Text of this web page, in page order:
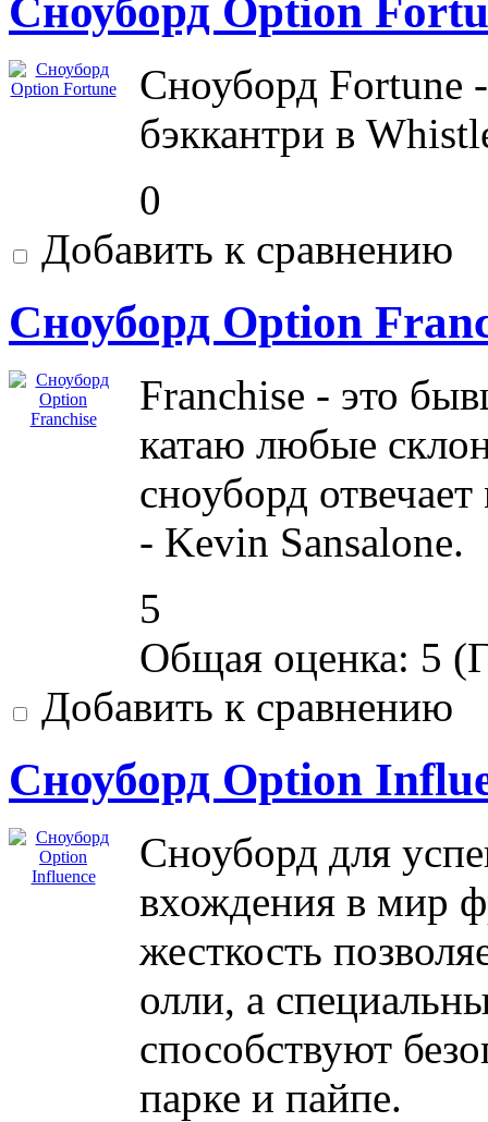
Сноуборд Option
Сноуборд Fortune
бэккантри в
0
Добавить к сравнению
Сноуборд Option
Franchise - это
катаю любые
сноуборд
- Kevin Sansalone.
5
Общая оценка: 5 (
Добавить к сравнению
Сноуборд Option
Сноуборд для
вхождения в мир
жесткость
олли, а
способствуют
парке и пайпе.